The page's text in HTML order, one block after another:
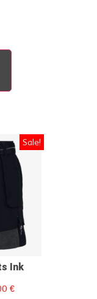
Sale!
Ink
€